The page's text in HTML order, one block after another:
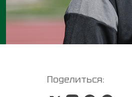
Поделиться: